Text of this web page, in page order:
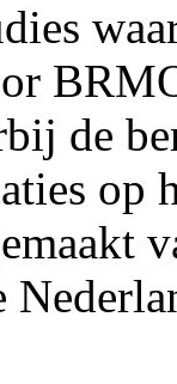
de
op